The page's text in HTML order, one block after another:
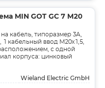
MIN GOT GC 7 M20
кабель, типоразмер 3A,
1 кабельный ввод M20x1,5,
с одной
корпуса: цинковый
Wieland Electric GmbH